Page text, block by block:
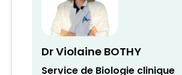
Dr Violaine BOTHY
Service de Biologie clinique